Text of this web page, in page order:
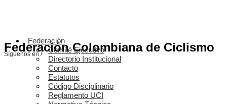
Federación Colombiana de Ciclismo
Síguenos en /
Federación
Comité Ejecutivo
Directorio Institucional
Contacto
Estatutos
Código Disciplinario
Reglamento UCI